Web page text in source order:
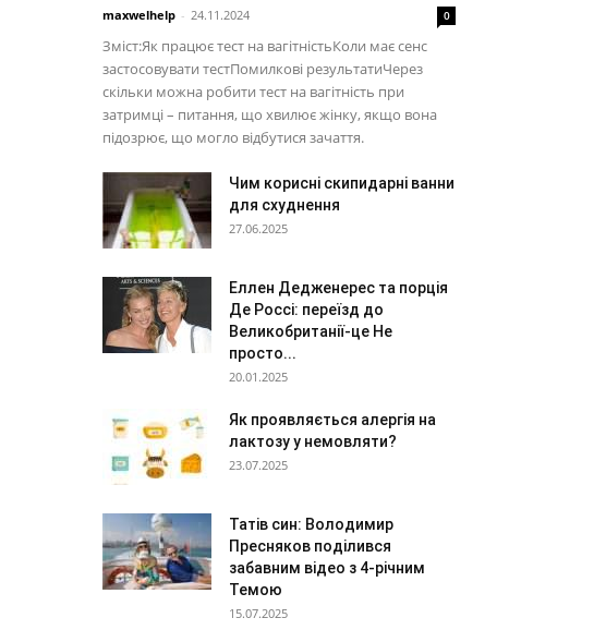
maxwelhelp - 24.11.2024 0
Зміст:Як працює тест на вагітністьКоли має сенс
застосовувати тестПомилкові результатиЧерез
скільки можна робити тест на вагітність при
затримці – питання, що хвилює жінку, якщо вона
підозрює, що могло відбутися зачаття.
Чим корисні скипидарні ванни
для схуднення
27.06.2025
Еллен Дедженерес та порція
Де Россі: переїзд до
Великобританії-це Не
просто...
20.01.2025
Як проявляється алергія на
лактозу у немовляти?
23.07.2025
Татів син: Володимир
Пресняков поділився
забавним відео з 4-річним
Темою
15.07.2025